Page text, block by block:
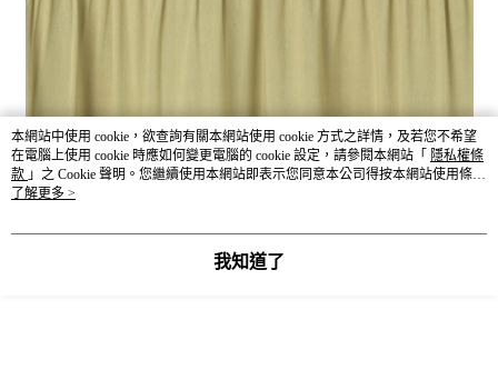
本網站中使用 cookie，欲查詢有關本網站使用 cookie 方式之詳情，及若您不希望
在電腦上使用 cookie 時應如何變更電腦的 cookie 設定，請參閱本網站「 隱私權條
款 」之 Cookie 聲明。您繼續使用本網站即表示您同意本公司得按本網站使用條款
之 Cookie 聲明使用 cookie。
了解更多 >
我知道了